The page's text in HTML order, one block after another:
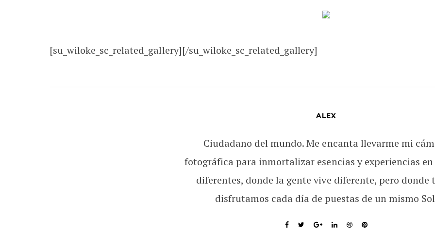
[su_wiloke_sc_related_gallery][/su_wiloke_sc_related_gallery]
ALEX
Ciudadano del mundo. Me encanta llevarme mi
fotográfica para inmortalizar esencias y experiencias en
diferentes, donde la gente vive diferente, pero donde
disfrutamos cada día de puestas de un mismo